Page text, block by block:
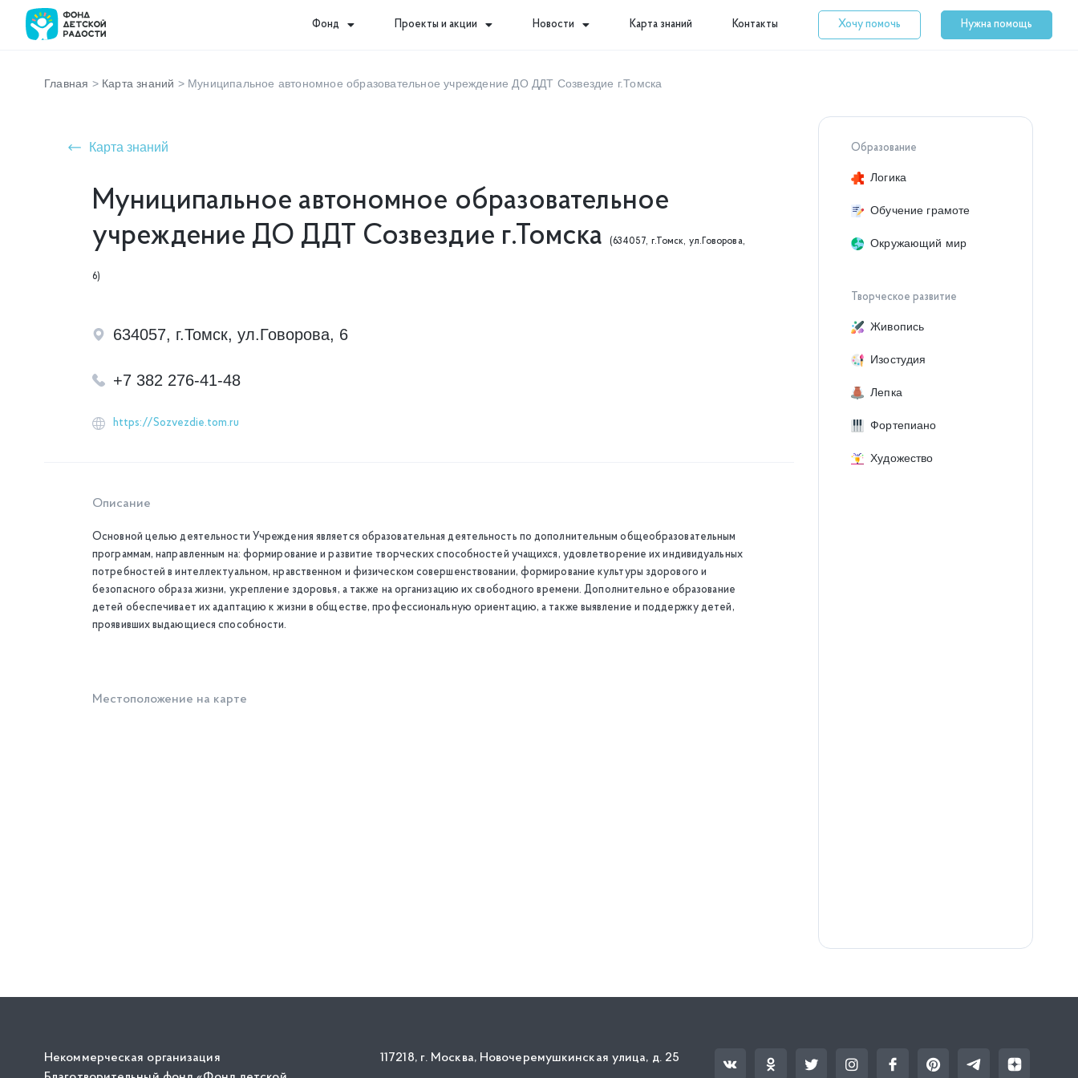
Фонд Проекты и акции Новости Карта знаний Контакты Хочу помочь Нужна помощь
Главная > Карта знаний > Муниципальное автономное образовательное учреждение ДО ДДТ Созвездие г.Томска
Карта знаний
Муниципальное автономное образовательное
учреждение ДО ДДТ Созвездие г.Томска
(634057, г.Томск, ул.Говорова,
6)
634057, г.Томск, ул.Говорова, 6
+7 382 276-41-48
https://Sozvezdie.tom.ru
Описание
Основной целью деятельности Учреждения является образовательная деятельность по дополнительным общеобразовательным
программам, направленным на: формирование и развитие творческих способностей учащихся, удовлетворение их индивидуальных
потребностей в интеллектуальном, нравственном и физическом совершенствовании, формирование культуры здорового и
безопасного образа жизни, укрепление здоровья, а также на организацию их свободного времени. Дополнительное образование
детей обеспечивает их адаптацию к жизни в обществе, профессиональную ориентацию, а также выявление и поддержку детей,
проявивших выдающиеся способности.
Местоположение на карте
Образование
Логика
Обучение грамоте
Окружающий мир
Творческое развитие
Живопись
Изостудия
Лепка
Фортепиано
Художество
Некоммерческая организация
117218, г. Москва, Новочеремушкинская улица, д. 25